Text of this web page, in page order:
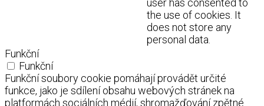
user has consented to
the use of cookies. It
does not store any
personal data.
Funkční
Funkční
Funkční soubory cookie pomáhají provádět určité
funkce, jako je sdílení obsahu webových stránek na
platformách sociálních médií, shromažďování zpětné